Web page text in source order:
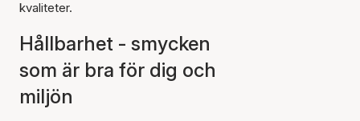
kvaliteter.
Hållbarhet - smycken
som är bra för dig och
miljön